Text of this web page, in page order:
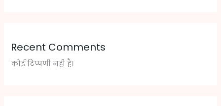
Recent Comments
कोई टिप्पणी नही है।